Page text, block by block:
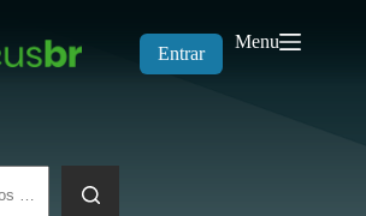
Entrar
Menu